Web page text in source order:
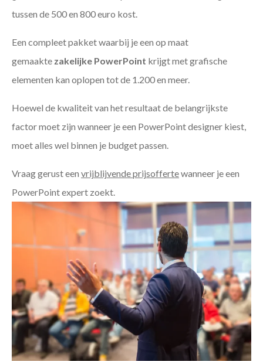
tussen de 500 en 800 euro kost.
Een compleet pakket waarbij je een op maat
gemaakte zakelijke PowerPoint krijgt met grafische
elementen kan oplopen tot de 1.200 en meer.
Hoewel de kwaliteit van het resultaat de belangrijkste
factor moet zijn wanneer je een PowerPoint designer kiest,
moet alles wel binnen je budget passen.
Vraag gerust een vrijblijvende prijsoffertewanneer je een
PowerPoint expert zoekt.